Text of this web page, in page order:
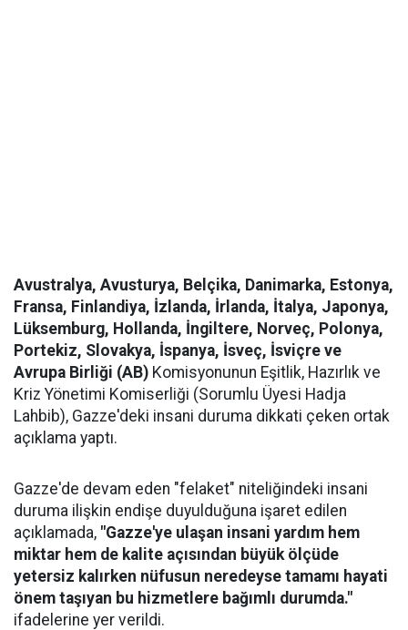
Avustralya, Avusturya, Belçika, Danimarka, Estonya,
Fransa, Finlandiya, İzlanda, İrlanda, İtalya, Japonya,
Lüksemburg, Hollanda, İngiltere, Norveç, Polonya,
Portekiz, Slovakya, İspanya, İsveç, İsviçre ve
Avrupa Birliği (AB) Komisyonunun Eşitlik, Hazırlık ve
Kriz Yönetimi Komiserliği (Sorumlu Üyesi Hadja
Lahbib), Gazze'deki insani duruma dikkati çeken ortak
açıklama yaptı.
Gazze'de devam eden "felaket" niteliğindeki insani
duruma ilişkin endişe duyulduğuna işaret edilen
açıklamada, "Gazze'ye ulaşan insani yardım hem
miktar hem de kalite açısından büyük ölçüde
yetersiz kalırken nüfusun neredeyse tamamı hayati
önem taşıyan bu hizmetlere bağımlı durumda."
ifadelerine yer verildi.